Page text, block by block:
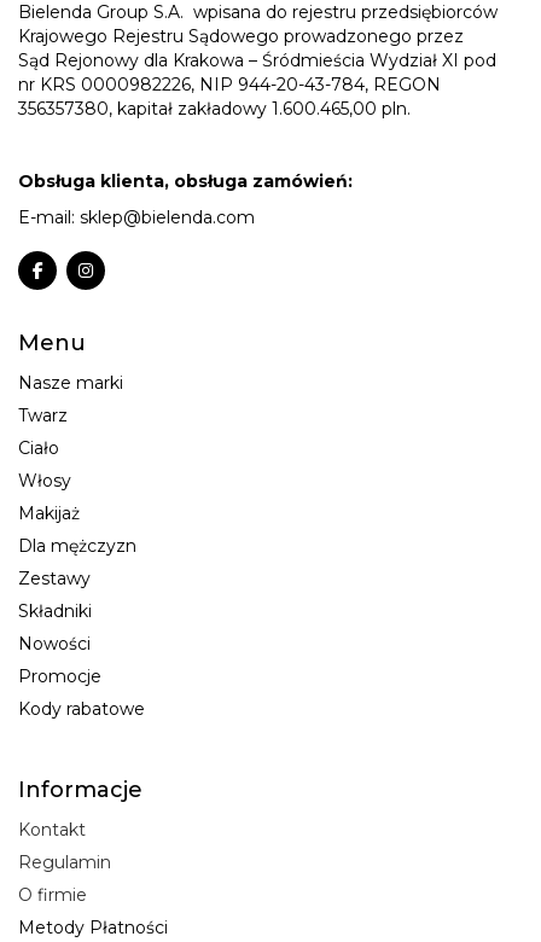
Bielenda Group S.A. wpisana do rejestru przedsiębiorców
Krajowego Rejestru Sądowego prowadzonego przez
Sąd Rejonowy dla Krakowa – Śródmieścia Wydział XI pod
nr KRS 0000982226, NIP 944-20-43-784, REGON
356357380, kapitał zakładowy 1.600.465,00 pln.
Obsługa klienta, obsługa zamówień:
E-mail: sklep@bielenda.com
Menu
Nasze marki
Twarz
Ciało
Włosy
Makijaż
Dla mężczyzn
Zestawy
Składniki
Nowości
Promocje
Kody rabatowe
Informacje
Kontakt
Regulamin
O firmie
Metody Płatności